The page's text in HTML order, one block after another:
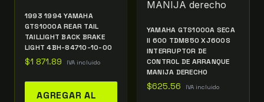
1993 1994 YAMAHA
GTS1000A REAR TAIL
TAILLIGHT BACK BRAKE
LIGHT 4BH-84710-10-00
$1 871.89 IVA incluido
AGREGAR AL
YAMAHA GTS1000A SECA
II 600 TDM850 XJ600S
INTERRUPTOR DE
CONTROL DE ARRANQUE
MANIJA DERECHO
$625.56 IVA incluido